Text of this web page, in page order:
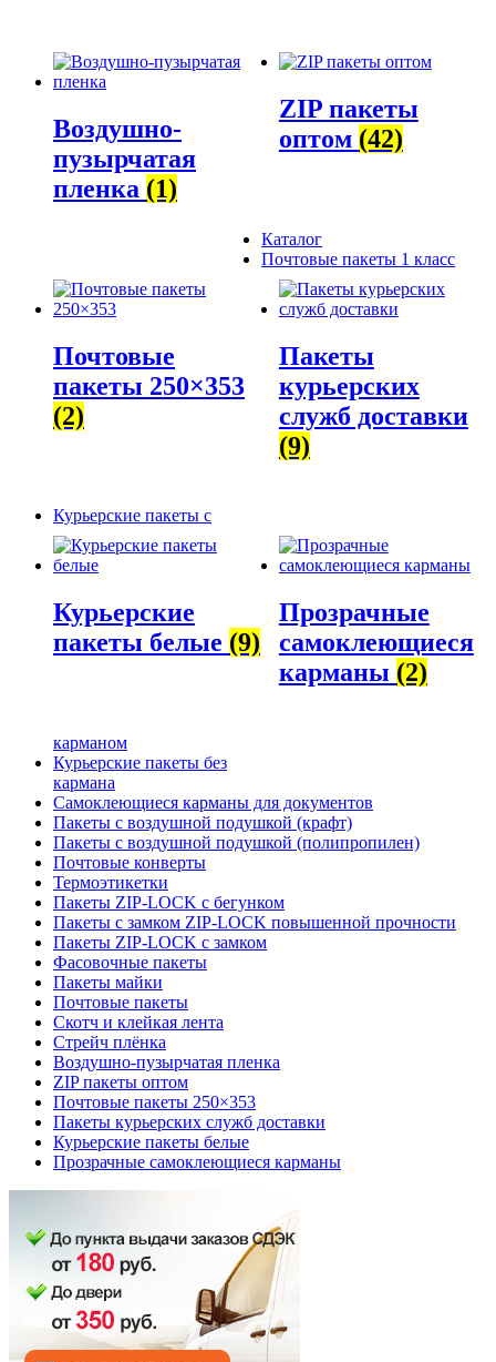
Воздушно-
пузырчатая
пленка (1)
ZIP пакеты
оптом (42)
Почтовые
пакеты 250×353
(2)
Пакеты
курьерских
служб доставки
(9)
Курьерские
пакеты белые (9)
Прозрачные
самоклеющиеся
карманы (2)
Каталог
Почтовые пакеты 1 класс
Курьерские пакеты с
карманом
Курьерские пакеты без
кармана
Самоклеющиеся карманы для документов
Пакеты с воздушной подушкой (крафт)
Пакеты с воздушной подушкой (полипропилен)
Почтовые конверты
Термоэтикетки
Пакеты ZIP-LOCK с бегунком
Пакеты с замком ZIP-LOCK повышенной прочности
Пакеты ZIP-LOCK с замком
Фасовочные пакеты
Пакеты майки
Почтовые пакеты
Скотч и клейкая лента
Стрейч плёнка
Воздушно-пузырчатая пленка
ZIP пакеты оптом
Почтовые пакеты 250×353
Пакеты курьерских служб доставки
Курьерские пакеты белые
Прозрачные самоклеющиеся карманы